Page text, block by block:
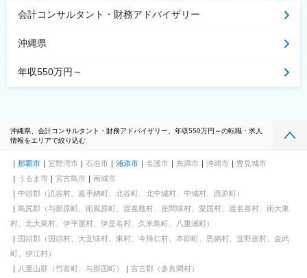
会計コンサルタント・財務アドバイザリー
沖縄県
年収550万円～
沖縄県、会計コンサルタント・財務アドバイザリー、年収550万円～の転職・求人
情報をエリアで絞り込む
那覇市 宜野湾市 石垣市 浦添市 名護市 糸満市 沖縄市
豊見城市
うるま市
宮古島市
南城市
中頭郡（読谷村、嘉手納町、北谷町、北中城村、中城村、西原町）
島尻郡（与那原町、南風原町、渡嘉敷村、座間味村、粟国村、渡名喜村、南大東
村、北大東村、伊平屋村、伊是名村、久米島町、八重瀬町）
国頭郡（国頭村、大宜味村、東村、今帰仁村、本部町、恩納村、宜野座村、金武
町、伊江村）
八重山郡（竹富町、与那国町）
宮古郡（多良間村）